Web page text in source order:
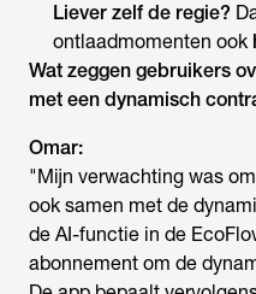
Liever zelf de regie?
ontlaadmomenten ook
Wat zeggen gebruikers
met een dynamisch
Omar:
"Mijn verwachting was
ook samen met de
de AI-functie in de
abonnement om de